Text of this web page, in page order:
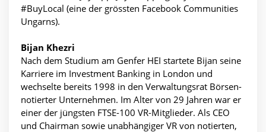
#BuyLocal (eine der grössten Facebook Communities
Ungarns).
Bijan Khezri
Nach dem Studium am Genfer HEI startete Bijan seine
Karriere im Investment Banking in London und
wechselte bereits 1998 in den Verwaltungsrat Börsen-
notierter Unternehmen. Im Alter von 29 Jahren war er
einer der jüngsten FTSE-100 VR-Mitglieder. Als CEO
und Chairman sowie unabhängiger VR von notierten,